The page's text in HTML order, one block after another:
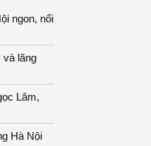
ngon, nổi
và lãng
Lâm,
Hà Nội